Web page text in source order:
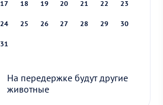
17 18 19 20 21 22 23
24 25 26 27 28 29 30
31
На передержке будут другие
животные